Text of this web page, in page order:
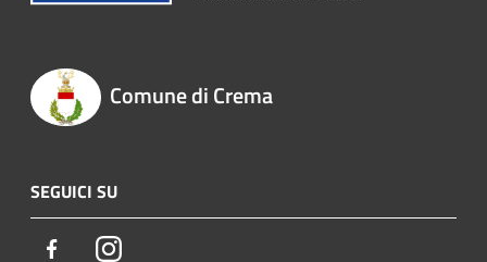
Comune di Crema
SEGUICI SU
FacebookInstagram